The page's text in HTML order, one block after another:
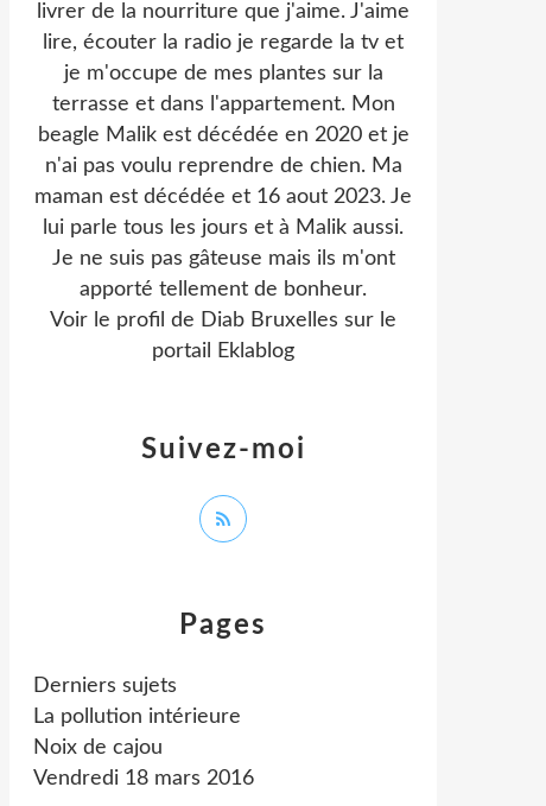
Pages
Derniers sujets
La pollution intérieure
Noix de cajou
Vendredi 18 mars 2016
Suivez-moi
livrer de la nourriture que j'aime. J'aime
lire, écouter la radio je regarde la tv et
je m'occupe de mes plantes sur la
terrasse et dans l'appartement. Mon
beagle Malik est décédée en 2020 et je
n'ai pas voulu reprendre de chien. Ma
maman est décédée et 16 aout 2023. Je
lui parle tous les jours et à Malik aussi.
Je ne suis pas gâteuse mais ils m'ont
apporté tellement de bonheur.
Voir le profil de Diab Bruxelles sur le
portail Eklablog